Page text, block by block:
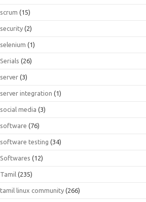
scrum (15)
security (2)
selenium (1)
Serials (26)
server (3)
server integration (1)
social media (3)
software (76)
software testing (34)
Softwares (12)
Tamil (235)
tamil linux community (266)